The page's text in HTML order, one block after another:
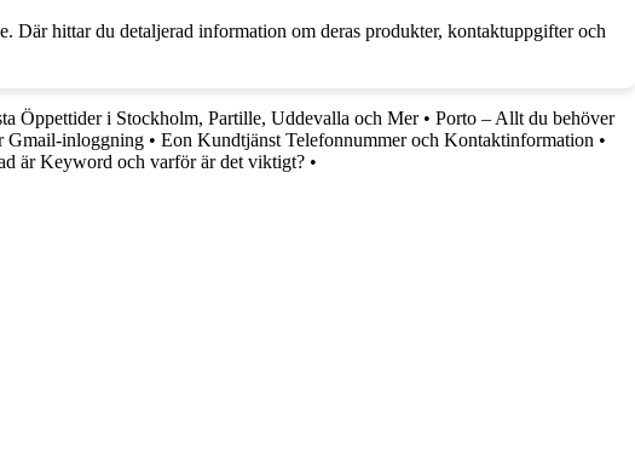
Där hittar du detaljerad information om deras produkter, kontaktuppgifter och
Öppettider i Stockholm, Partille, Uddevalla och Mer• Porto – Allt du behöver
Gmail-inloggning • Eon Kundtjänst Telefonnummer och Kontaktinformation •
är Keyword och varför är det viktigt? •